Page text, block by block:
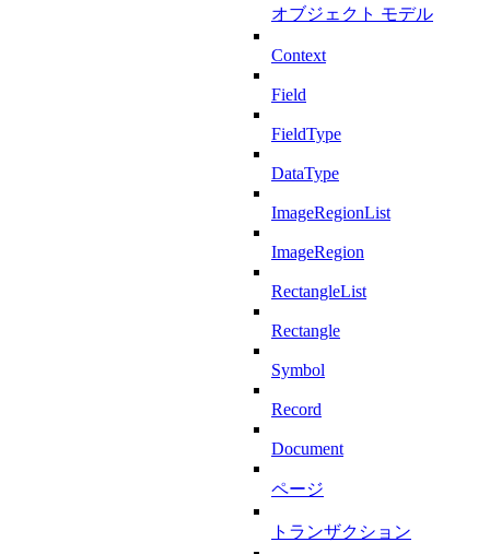
オブジェクト モデル
Context
Field
FieldType
DataType
ImageRegionList
ImageRegion
RectangleList
Rectangle
Symbol
Record
Document
ページ
トランザクション